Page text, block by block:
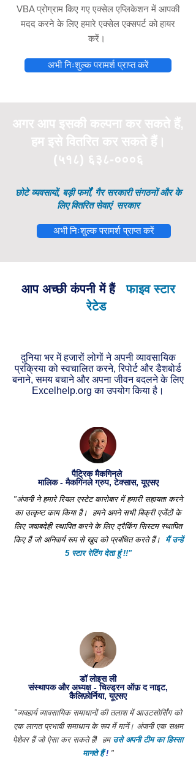
VBA प्रोग्राम किए गए एक्सेल एप्लिकेशन में आपकी
मदद करने के लिए हमारे एक्सेल एक्सपर्ट को हायर
करें।
अभी निःशुल्क परामर्श प्राप्त करें
अगर आप इसकी कल्पना कर सकते हैं,
हम इसे वितरित कर सकते हैं।
(५१८) ६३८-०००६
छोटे व्यवसायों, बड़ी फर्मों, गैर सरकारी संगठनों और के
लिए वितरित सेवाएं
सरकार
अभी निःशुल्क परामर्श प्राप्त करें
आप अच्छी कंपनी में हैं
फाइव स्टार
रेटेड
दुनिया भर में हजारों लोगों ने अपनी व्यावसायिक
प्रक्रिया को स्वचालित करने, रिपोर्ट और डैशबोर्ड
बनाने, समय बचाने और अपना जीवन बदलने के लिए
Excelhelp.org का उपयोग किया है।
पैट्रिक मैकगिनले
मालिक - मैकगिनले ग्रुप, टेक्सास, यूएसए
"अंजनी ने हमारे रियल एस्टेट कारोबार में हमारी सहायता करने
का उत्कृष्ट काम किया है।
हमने अपने सभी बिक्री एजेंटों के
लिए जवाबदेही स्थापित करने के लिए ट्रैकिंग सिस्टम स्थापित
किए हैं जो अनिवार्य रूप से खुद को प्रबंधित करते हैं।
मैं उन्हें
5 स्टार रेटिंग देता हूं !!"
डॉ लोइस ली
संस्थापक और अध्यक्ष - चिल्ड्रन ऑफ़ द नाइट,
कैलिफ़ोर्निया, यूएसए
"व्यवहार्य व्यावसायिक समाधानों की तलाश में आउटसोर्सिंग को
एक लागत प्रभावी समाधान के रूप में मानें। अंजनी एक सक्षम
पेशेवर हैं जो ऐसा कर सकते हैं! हम उसे अपनी टीम का हिस्सा
मानते हैं ! "